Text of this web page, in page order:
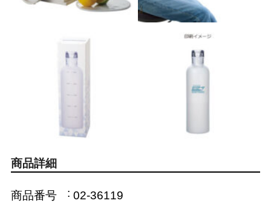
商品詳細
商品番号
02-36119